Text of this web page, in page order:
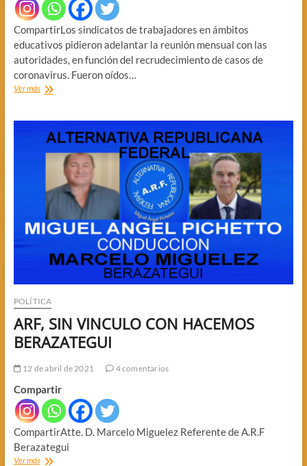
CompartirLos sindicatos de trabajadores en ámbitos
educativos pidieron adelantar la reunión mensual con las
autoridades, en función del recrudecimiento de casos de
coronavirus. Fueron oídos…
Ver másCLASES
GREMIOS
EDUCACION
POLÍTICA
ARF, SIN VINCULO CON HACEMOS
BERAZATEGUI
12 de abril de 2021 4 comentarios
Compartir
CompartirAtte. D. Marcelo Miguelez Referente de A.R.F
Berazategui
Ver másARF,